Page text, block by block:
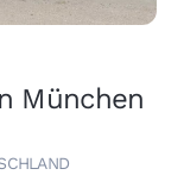
München